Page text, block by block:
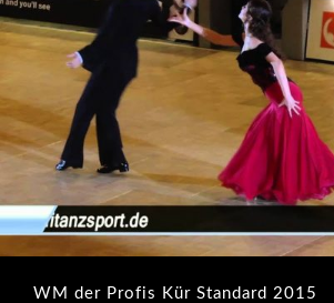
WM der Profis Kür Standard 2015